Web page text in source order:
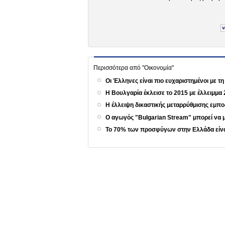
Περισσότερα από "Οικονομία"
Οι Έλληνες είναι πιο ευχαριστημένοι με
Η Βουλγαρία έκλεισε το 2015 με
Η έλλειψη δικαστικής μεταρρύθμισης
Ο αγωγός "Bulgarian Stream" μπορεί να
Το 70% των προσφύγων στην Ελλάδα